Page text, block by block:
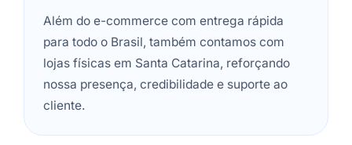
Além do e-commerce com entrega rápida
para todo o Brasil, também contamos com
lojas físicas em Santa Catarina, reforçando
nossa presença, credibilidade e suporte ao
cliente.